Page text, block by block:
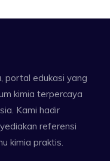
portal edukasi yang
kimia terpercaya
Kami hadir
referensi
kimia praktis.